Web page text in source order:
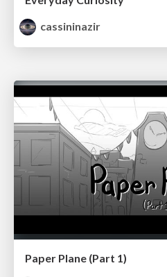
cassininazir
Paper Plane (Part 1)